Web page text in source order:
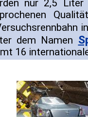
nur 2,5
dem Namen
16